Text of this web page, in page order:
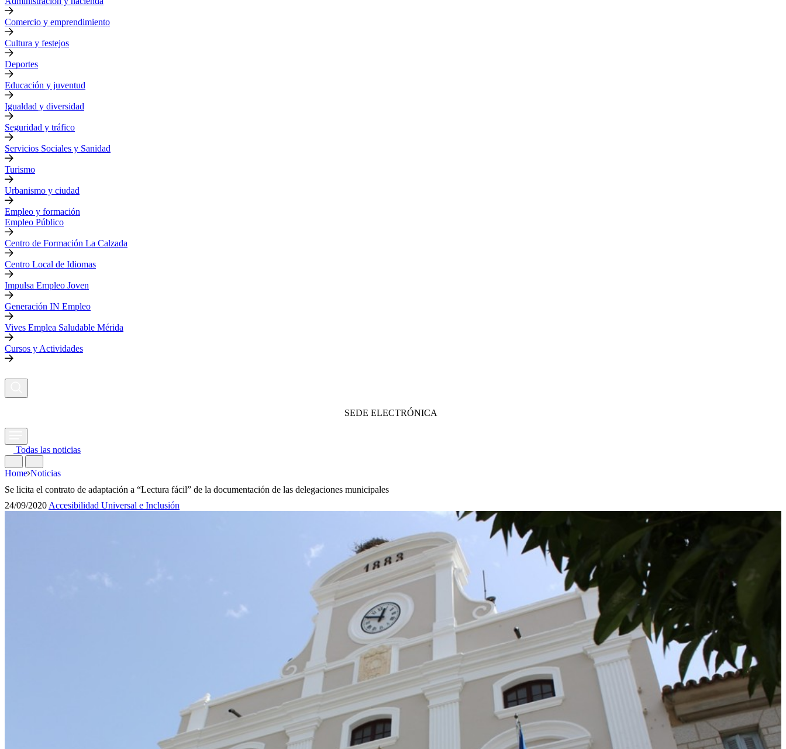
Comercio y emprendimiento
Cultura y festejos
Deportes
Educación y juventud
Igualdad y diversidad
Seguridad y tráfico
Servicios Sociales y Sanidad
Turismo
Urbanismo y ciudad
Empleo y formación
Empleo Público
Centro de Formación La Calzada
Centro Local de Idiomas
Impulsa Empleo Joven
Generación IN Empleo
Vives Emplea Saludable Mérida
Cursos y Actividades
SEDE ELECTRÓNICA
Todas las noticias
Home Noticias
Se licita el contrato de adaptación a “Lectura fácil” de la documentación de las delegaciones municipales
24/09/2020Accesibilidad Universal e Inclusión